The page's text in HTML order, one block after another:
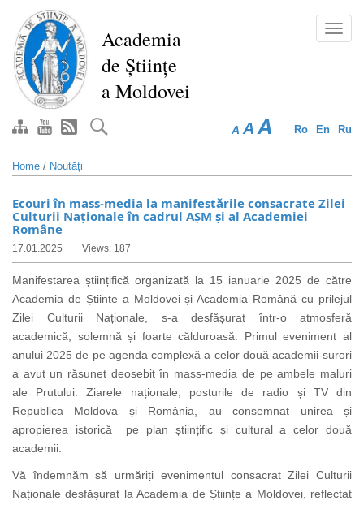
main
content
Academia
de Științe
a Moldovei
Ro En Ru
A A A
Home / Noutăți
Ecouri în mass-media la manifestările consacrate Zilei
Culturii Naționale în cadrul AȘM și al Academiei
Române
17.01.2025 Views: 187
Manifestarea științifică organizată la 15 ianuarie 2025 de către
Academia de Științe a Moldovei și Academia Română cu prilejul
Zilei Culturii Naționale, s-a desfășurat într-o atmosferă
academică, solemnă și foarte călduroasă. Primul eveniment al
anului 2025 de pe agenda complexă a celor două academii-surori
a avut un răsunet deosebit în mass-media de pe ambele maluri
ale Prutului. Ziarele naționale, posturile de radio și TV din
Republica Moldova și România, au consemnat unirea și
apropierea istorică pe plan științific și cultural a celor două
academii.
Vă îndemnăm să urmăriți evenimentul consacrat Zilei Culturii
Naționale desfășurat la Academia de Științe a Moldovei, reflectat